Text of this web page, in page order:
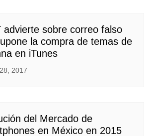
advierte sobre correo falso
la compra de temas de
en iTunes
2017
del Mercado de
en México en 2015